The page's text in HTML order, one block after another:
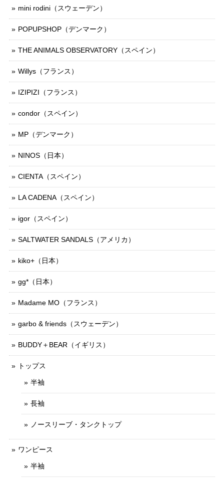
mini rodini（スウェーデン）
POPUPSHOP（デンマーク）
THE ANIMALS OBSERVATORY（スペイン）
Willys（フランス）
IZIPIZI（フランス）
condor（スペイン）
MP（デンマーク）
NINOS（日本）
CIENTA（スペイン）
LA CADENA（スペイン）
igor（スペイン）
SALTWATER SANDALS（アメリカ）
kiko+（日本）
gg*（日本）
Madame MO（フランス）
garbo & friends（スウェーデン）
BUDDY＋BEAR（イギリス）
トップス
半袖
長袖
ノースリーブ・タンクトップ
ワンピース
半袖